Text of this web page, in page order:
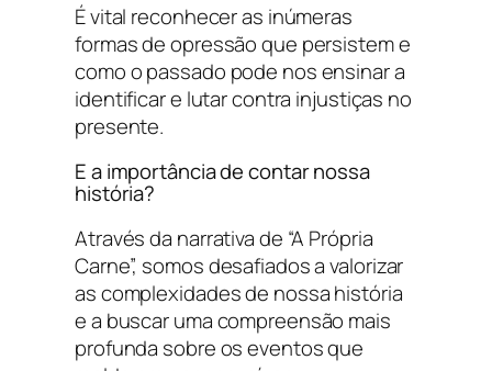
É vital reconhecer as inúmeras
formas de opressão que persistem e
como o passado pode nos ensinar a
identificar e lutar contra injustiças no
presente.
E a importância de contar nossa
história?
Através da narrativa de “A Própria
Carne”, somos desafiados a valorizar
as complexidades de nossa história
e a buscar uma compreensão mais
profunda sobre os eventos que